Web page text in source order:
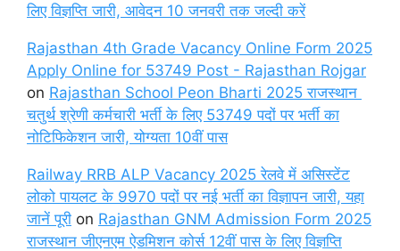
लिए विज्ञप्ति जारी, आवेदन 10 जनवरी तक जल्दी करें
Rajasthan 4th Grade Vacancy Online Form 2025
Apply Online for 53749 Post - Rajasthan Rojgar
on Rajasthan School Peon Bharti 2025 राजस्थान
चतुर्थ श्रेणी कर्मचारी भर्ती के लिए 53749 पदों पर भर्ती का
नोटिफिकेशन जारी, योग्यता 10वीं पास
Railway RRB ALP Vacancy 2025 रेलवे में असिस्टेंट
लोको पायलट के 9970 पदों पर नई भर्ती का विज्ञापन जारी, यहा
जानें पूरी on Rajasthan GNM Admission Form 2025
राजस्थान जीएनएम ऐडमिशन कोर्स 12वीं पास के लिए विज्ञप्ति